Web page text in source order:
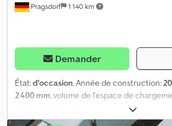
Pragsdorf 1 140 km
Demander
État:d'occasion, Année de construction:
2 400 mm, volume de l'espace de
, Équipement:
ordinateur de bord, éclairage,